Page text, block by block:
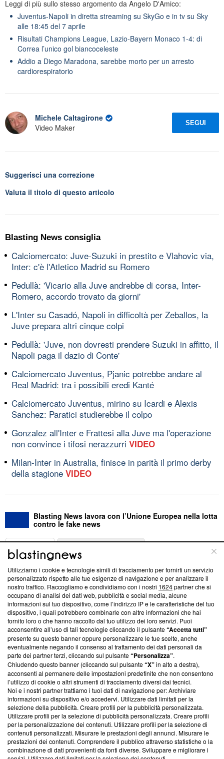
Leggi di più sullo stesso argomento da Angelo D'Amico:
Juventus-Napoli in diretta streaming su SkyGo e in tv su Sky
alle 18:45 del 7 aprile
Risultati Champions League, Lazio-Bayern Monaco 1-4: di
Correa l’unico gol biancoceleste
Addio a Diego Maradona, sarebbe morto per un arresto
cardiorespiratorio
Michele Caltagirone
Video Maker
SEGUI
Suggerisci una correzione
Valuta il titolo di questo articolo
Blasting News consiglia
Calciomercato: Juve-Suzuki in prestito e Vlahovic via,
Inter: c'è l'Atletico Madrid su Romero
Pedullà: 'Vicario alla Juve andrebbe di corsa, Inter-
Romero, accordo trovato da giorni'
L'Inter su Casadó, Napoli in difficoltà per Zeballos, la
Juve prepara altri cinque colpi
Pedullà: 'Juve, non dovresti prendere Suzuki in affitto, il
Napoli paga il dazio di Conte'
Calciomercato Juventus, Pjanic potrebbe andare al
Real Madrid: tra i possibili eredi Kanté
Calciomercato Juventus, mirino su Icardi e Alexis
Sanchez: Paratici studierebbe il colpo
Gonzalez all'Inter e Frattesi alla Juve ma l'operazione
non convince i tifosi nerazzurri VIDEO
Milan-Inter in Australia, finisce in parità il primo derby
della stagione VIDEO
Blasting News lavora con l’Unione Europea nella lotta
contro le fake news
ABOUT
Questa sezione offre informazioni trasparenti su Blasting
News, sui nostri processi editoriali e su come ci impegniamo a
creare news di qualità. Inoltre, afferma la nostra aderenza a
‘Trust Project - News with Integrity’Blasting News non è
ancora membro del programma, ma ha richiesto di farne
parte; Trust Project non ha ancora effettuato una verifica di
conformità agli standard.
Su di noi
Team editoriale
Corporate
Redazione
Informativa Privacy
Cookie Policy
Utilizziamo i cookie e tecnologie simili di tracciamento per fornirti un servizio
personalizzato rispetto alle tue esigenze di navigazione e per analizzare il
nostro traffico. Raccogliamo e condividiamo con i nostri 1624partner che si
occupano di analisi dei dati web, pubblicità e social media, alcune
informazioni sul tuo dispositivo, come l’indirizzo IP e le caratteristiche del tuo
dispositivo, i quali potrebbero combinarle con altre informazioni che hai
fornito loro o che hanno raccolto dal tuo utilizzo dei loro servizi. Puoi
acconsentire all’uso di tali tecnologie cliccando il pulsante“Accetta tutti”
presente su questo banner oppure personalizzare le tue scelte, anche
eventualmente negando il consenso al trattamento dei dati personali da
parte dei partner terzi, cliccando sul pulsante“Personalizza”.
Chiudendo questo banner (cliccando sul pulsante“X”in alto a destra),
acconsenti al permanere delle impostazioni predefinite che non consentono
l’utilizzo di cookie o altri strumenti di tracciamento diversi dai tecnici.
Noi e i nostri partner trattiamo i tuoi dati di navigazione per: Archiviare
informazioni su dispositivo e/o accedervi. Utilizzare dati limitati per la
selezione della pubblicità. Creare profili per la pubblicità personalizzata.
Utilizzare profili per la selezione di pubblicità personalizzata. Creare profili
per la personalizzazione dei contenuti. Utilizzare profili per la selezione di
contenuti personalizzati. Misurare le prestazioni degli annunci. Misurare le
prestazioni dei contenuti. Comprendere il pubblico attraverso statistiche o la
combinazione di dati provenienti da fonti diverse. Sviluppare e migliorare i